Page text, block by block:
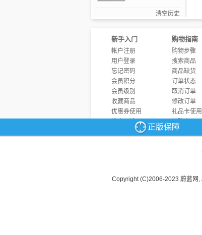
清空历史
新手入门
帐户注册
用户登录
忘记密码
会员积分
会员级别
收藏商品
优惠券使用
商品问答
购物指南
购物步骤
搜索商品
商品缺货
订单状态
取消订单
修改订单
礼品卡使用
团购商品
发票制度
正版保障
Copyright (C)2006-2023 蔚蓝网,